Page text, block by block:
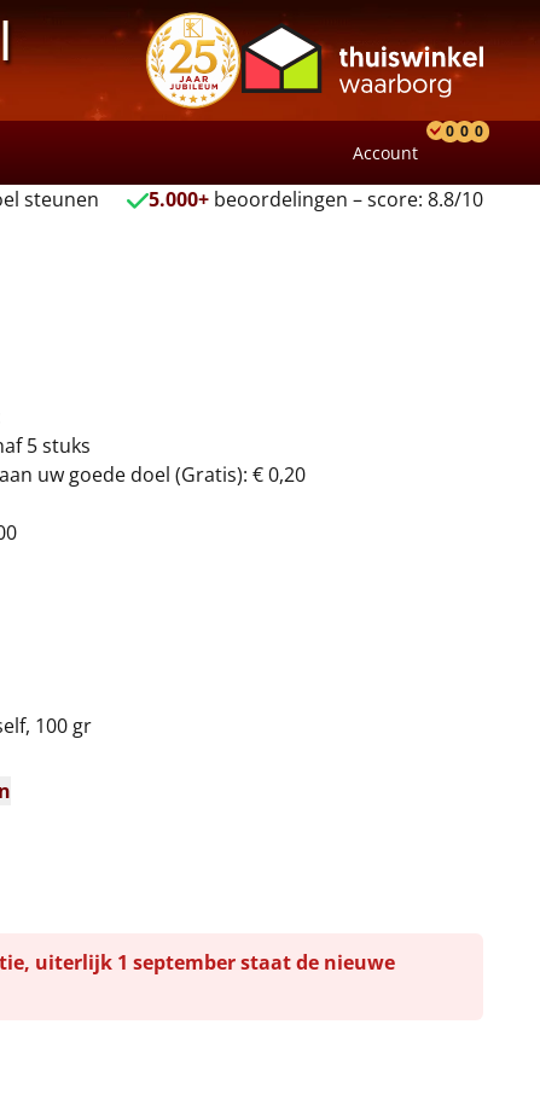
Account
0 0 0
steunen 5.000+ beoordelingen – score: 8.8/10
5 stuks
uw goede doel (Gratis): € 0,20
100 gr
uiterlijk 1 september staat de nieuwe